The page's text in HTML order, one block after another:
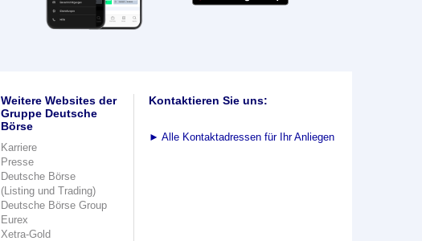
Weitere Websites der
Gruppe Deutsche
Börse
Karriere
Presse
Deutsche Börse
(Listing und Trading)
Deutsche Börse Group
Eurex
Xetra-Gold
Kontaktieren Sie uns:
► Alle Kontaktadressen für Ihr Anliegen